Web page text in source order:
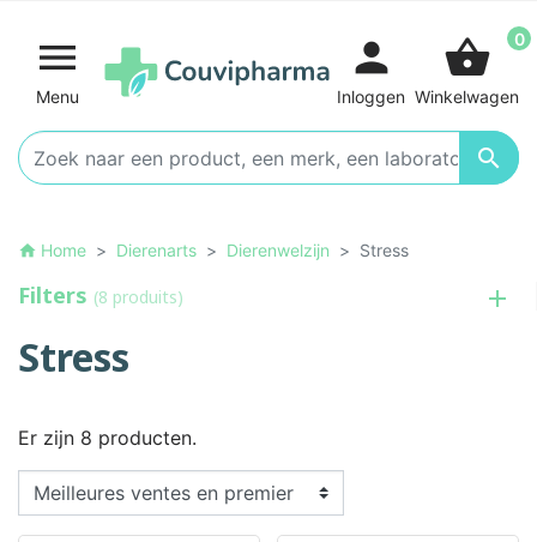

Menu

person
Inloggen
shopping_basket 0
Winkelwagen
home Home Dierenarts Dierenwelzijn Stress
Filters (8 produits)
Stress
Er zijn 8 producten.